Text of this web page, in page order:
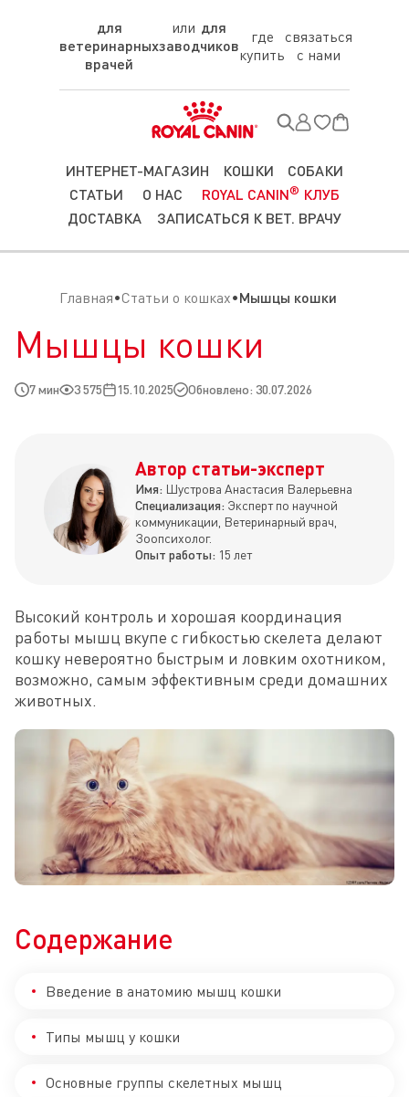
для
ветеринарных
врачей
для
заводчиков
где
купить
связаться
с нами
ИНТЕРНЕТ-МАГАЗИН КОШКИ
СОБАКИ
СТАТЬИ
О НАС ROYAL CANIN® КЛУБ
ДОСТАВКА
ЗАПИСАТЬСЯ К ВЕТ. ВРАЧУ
Главная Статьи о кошках Мышцы кошки
Мышцы кошки
7 мин 3 575 15.10.2025 Обновлено: 30.07.2026
Автор статьи-эксперт
Имя: Шустрова Анастасия Валерьевна
Специализация: Эксперт по научной
коммуникации, Ветеринарный врач,
Зоопсихолог.
Опыт работы: 15 лет
Высокий контроль и хорошая координация
работы мышц вкупе с гибкостью скелета делают
кошку невероятно быстрым и ловким охотником,
возможно, самым эффективным среди домашних
животных.
Содержание
Введение в анатомию мышц кошки
Типы мышц у кошки
Основные группы скелетных мышц